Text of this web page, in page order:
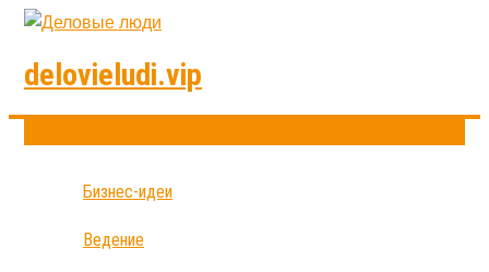
delovieludi.vip
Бизнес-идеи
Ведение